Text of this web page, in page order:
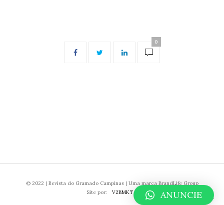
0
© 2022 | Revista do Gramado Campinas | Uma marca BrandLife Group
Site por:
V2BMKT ANUNCIE